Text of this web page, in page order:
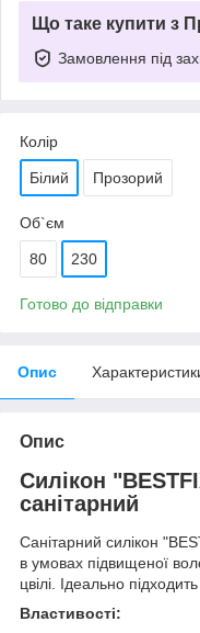
Що таке купити з
Замовлення під
Колір
Білий Прозорий
Об`єм
80 230
Готово до відправки
Опис
Опис
Силікон
санітарний
Санітарний силікон
в умовах підвищеної
цвілі. Ідеально
Властивості: